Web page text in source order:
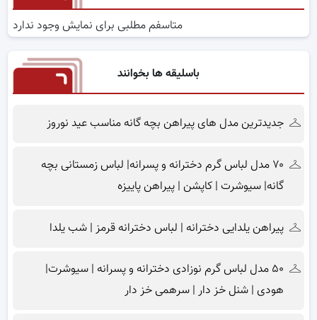
متاسفم مطلبی برای نمایش وجود ندارد
باسلیقه ها بخوانند
جدیدترین مدل های پیراهن بچه گانه مناسب عید نوروز
۷۰ مدل لباس گرم دخترانه و پسرانه| لباس زمستانی بچه
گانه| سیوشرت | کاپشن | پیراهن پاییزه
پیراهن یلدایی دخترانه | لباس دخترانه قرمز | شب یلدا
۵۰ مدل لباس گرم نوزادی دخترانه و پسرانه | سیوشرت|
هودی | شنل خز دار | سرهمی خز دار